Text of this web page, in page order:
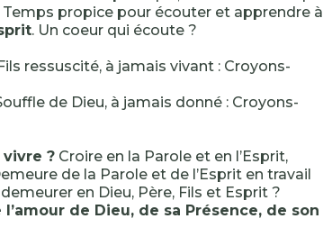
propice pour écouter et apprendre à
. Un coeur qui écoute ?
ressuscité, à jamais vivant : Croyons-
de Dieu, à jamais donné : Croyons-
? Croire en la Parole et en l’Esprit,
de la Parole et de l’Esprit en travail
en Dieu, Père, Fils et Esprit ?
de Dieu, de sa Présence, de son